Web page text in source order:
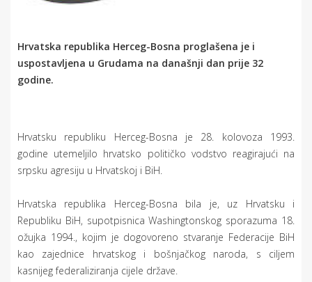
Hrvatska republika Herceg-Bosna proglašena je i
uspostavljena u Grudama na današnji dan prije 32
godine.
Hrvatsku republiku Herceg-Bosna je 28. kolovoza 1993.
godine utemeljilo hrvatsko političko vodstvo reagirajući na
srpsku agresiju u Hrvatskoj i BiH.
Hrvatska republika Herceg-Bosna bila je, uz Hrvatsku i
Republiku BiH, supotpisnica Washingtonskog sporazuma 18.
ožujka 1994., kojim je dogovoreno stvaranje Federacije BiH
kao zajednice hrvatskog i bošnjačkog naroda, s ciljem
kasnijeg federaliziranja cijele države.